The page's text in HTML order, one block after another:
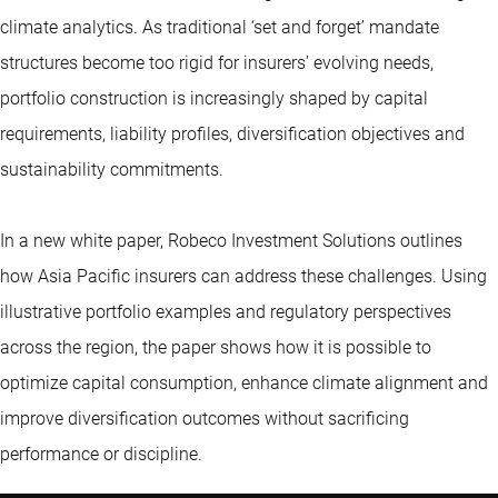
climate analytics. As traditional ‘set and forget’ mandate
structures become too rigid for insurers’ evolving needs,
portfolio construction is increasingly shaped by capital
requirements, liability profiles, diversification objectives and
sustainability commitments.
In a new white paper, Robeco Investment Solutions outlines
how Asia Pacific insurers can address these challenges. Using
illustrative portfolio examples and regulatory perspectives
across the region, the paper shows how it is possible to
optimize capital consumption, enhance climate alignment and
improve diversification outcomes without sacrificing
performance or discipline.